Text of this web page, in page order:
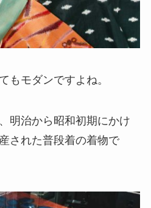
もモダンですよね。
明治から昭和初期にかけ
された普段着の着物で